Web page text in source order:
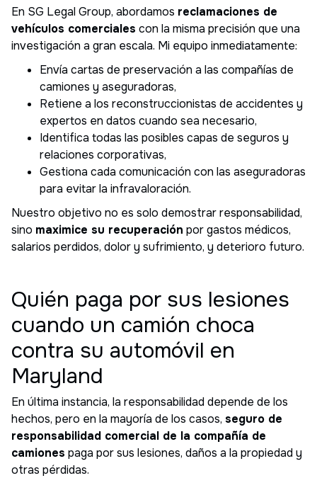
En SG Legal Group, abordamos reclamaciones de
vehículos comerciales con la misma precisión que una
investigación a gran escala. Mi equipo inmediatamente:
Envía cartas de preservación a las compañías de
camiones y aseguradoras,
Retiene a los reconstruccionistas de accidentes y
expertos en datos cuando sea necesario,
Identifica todas las posibles capas de seguros y
relaciones corporativas,
Gestiona cada comunicación con las aseguradoras
para evitar la infravaloración.
Nuestro objetivo no es solo demostrar responsabilidad,
sino maximice su recuperación por gastos médicos,
salarios perdidos, dolor y sufrimiento, y deterioro futuro.
Quién paga por sus lesiones
cuando un camión choca
contra su automóvil en
Maryland
En última instancia, la responsabilidad depende de los
hechos, pero en la mayoría de los casos, seguro de
responsabilidad comercial de la compañía de
camiones paga por sus lesiones, daños a la propiedad y
otras pérdidas.